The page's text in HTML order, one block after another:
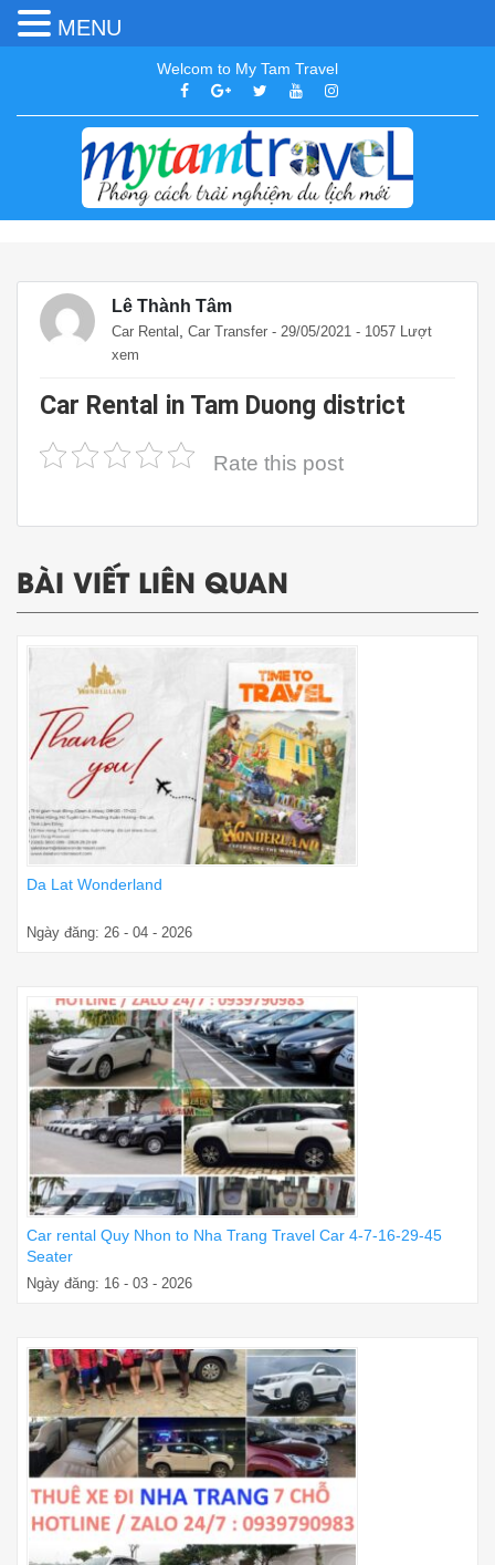
Welcom to My Tam Travel
Lê Thành Tâm
Car Rental Car Transfer - 29/05/2021 - 1057 Lượt
xem
Car Rental in Tam Duong district
Rate this post
BÀI VIẾT LIÊN QUAN
Da Lat Wonderland
Ngày đăng: 26 - 04 - 2026
Car rental Quy Nhon to Nha Trang Travel Car 4-7-16-29-45
Seater
Ngày đăng: 16 - 03 - 2026
MENU